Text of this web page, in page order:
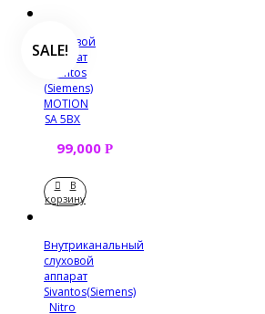
Слуховой
аппарат
Sivantos
(Siemens)
MOTION
SA 5BX
99,000 Р
В
корзину
Внутриканальный
слуховой
аппарат
Sivantos(Siemens)
Nitro
SALE!